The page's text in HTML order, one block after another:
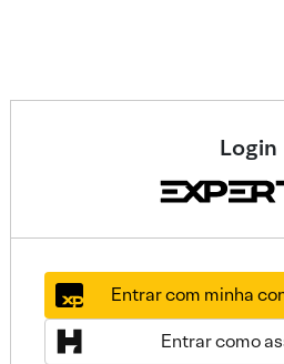
Login
Entrar com minha
Entrar como